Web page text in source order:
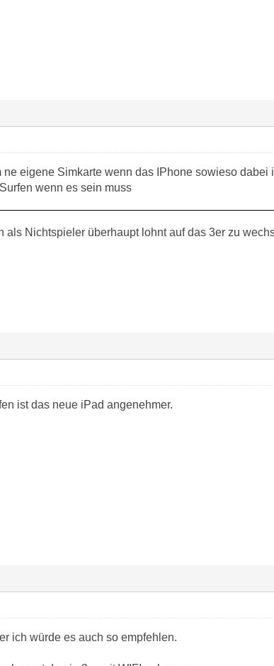
ne eigene Simkarte wenn das IPhone sowieso dabei
wenn es sein muss
als Nichtspieler überhaupt lohnt auf das 3er zu
ist das neue iPad angenehmer.
ich würde es auch so empfehlen.